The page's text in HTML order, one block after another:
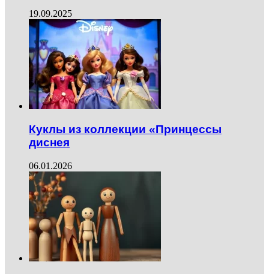
19.09.2025
Куклы из коллекции «Принцессы
диснея
06.01.2026